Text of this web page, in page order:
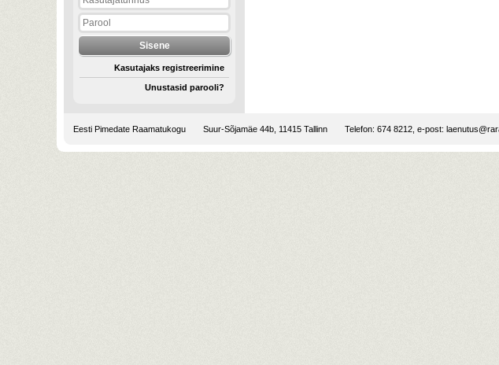
Kasutajaks registreerimine
Unustasid parooli?
Eesti Pimedate Raamatukogu Suur-Sõjamäe 44b, 11415 Tallinn Telefon: 674 8212, e-post: